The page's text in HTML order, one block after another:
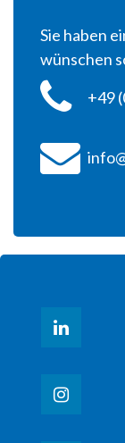
Sie haben
wünschen
+49